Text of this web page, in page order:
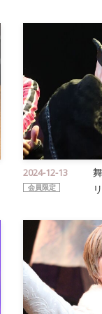
2024-12-13
会員限定